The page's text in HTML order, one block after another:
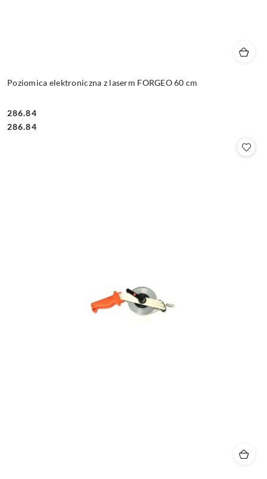
Poziomica elektroniczna z laserm FORGEO 60 cm
Cena:
286.84
Cena:
286.84